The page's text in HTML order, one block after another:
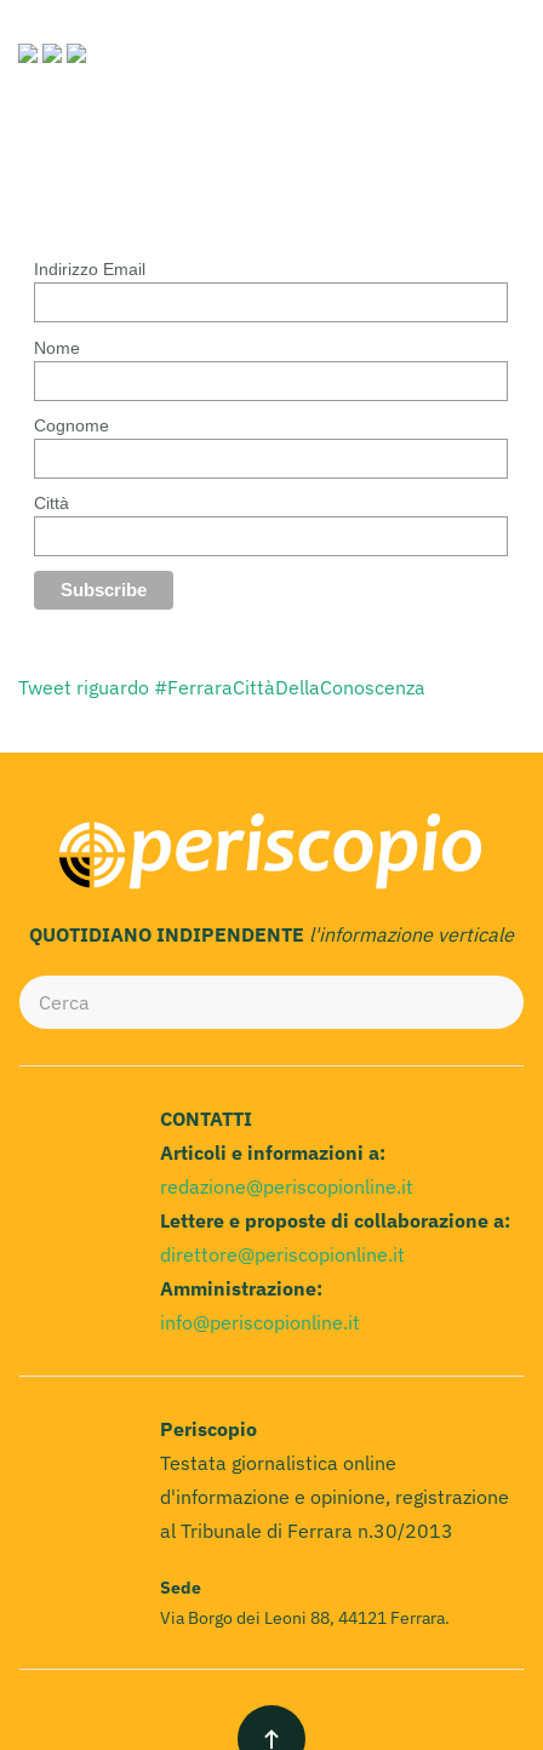
Indirizzo Email
Nome
Cognome
Città
Tweet riguardo #FerraraCittàDellaConoscenza
QUOTIDIANO INDIPENDENTE l'informazione verticale
CONTATTI
Articoli e informazioni a:
redazione@periscopionline.it
Lettere e proposte di collaborazione a:
direttore@periscopionline.it
Amministrazione:
info@periscopionline.it
Periscopio
Testata giornalistica online
d'informazione e opinione, registrazione
al Tribunale di Ferrara n.30/2013
Sede
Via Borgo dei Leoni 88, 44121 Ferrara.